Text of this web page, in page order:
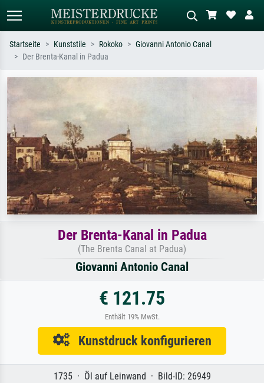
Sternennacht, Impressionismus, Welle
Hokusai, Akt.
Startseite Kunststile Rokoko
Giovanni Antonio Canal
Der Brenta-Kanal in Padua
Der Brenta-Kanal in Padua
(The Brenta Canal at Padua)
Giovanni Antonio Canal
€ 121.75
Enthält 19% MwSt.
Kunstdruck konfigurieren
1735 · Öl auf Leinwand · Bild-ID: 26949